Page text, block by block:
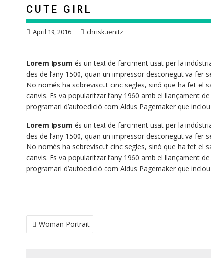
CUTE GIRL
April 19, 2016 chriskuenitz
Lorem Ipsum és un text de farciment usat per la
des de l’any 1500, quan un impressor desconegut va
No només ha sobreviscut cinc segles, sinó que ha fet el
canvis. Es va popularitzar l’any 1960 amb el llançament
programari d’autoedició com Aldus Pagemaker que
Lorem Ipsum és un text de farciment usat per la
des de l’any 1500, quan un impressor desconegut va
No només ha sobreviscut cinc segles, sinó que ha fet el
canvis. Es va popularitzar l’any 1960 amb el llançament
programari d’autoedició com Aldus Pagemaker que
BEITRAGSNAVIGATION
Woman Portrait